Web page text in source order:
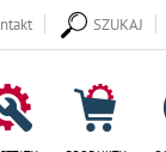
SZUKAJ